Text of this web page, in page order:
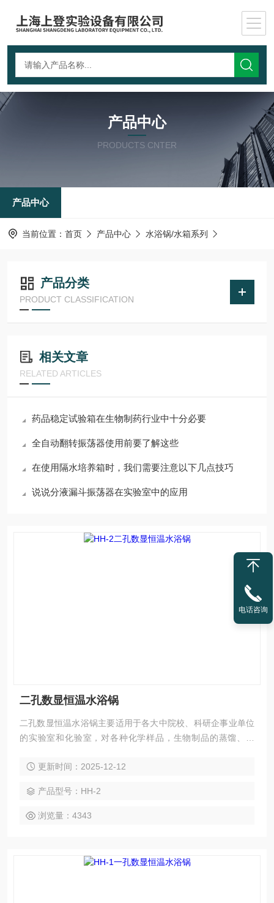
产品中心
PRODUCTS CNTER
产品中心
当前位置： 首页 产品中心 水浴锅/水箱系列
产品分类
PRODUCT CLASSIFICATION
相关文章
RELATED ARTICLES
药品稳定试验箱在生物制药行业中十分必要
全自动翻转振荡器使用前要了解这些
在使用隔水培养箱时，我们需要注意以下几点技巧
说说分液漏斗振荡器在实验室中的应用
二孔数显恒温水浴锅
二孔数显恒温水浴锅主要适用于各大中院校、科研企事业单位
的实验室和化验室，对各种化学样品，生物制品的蒸馏、干
更新时间：2025-12-12
产品型号：HH-2
浏览量：4343
电话咨询